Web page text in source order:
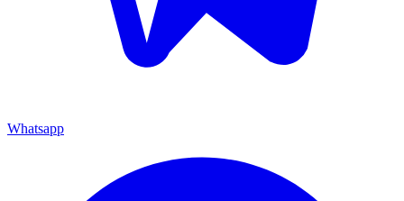
Whatsapp